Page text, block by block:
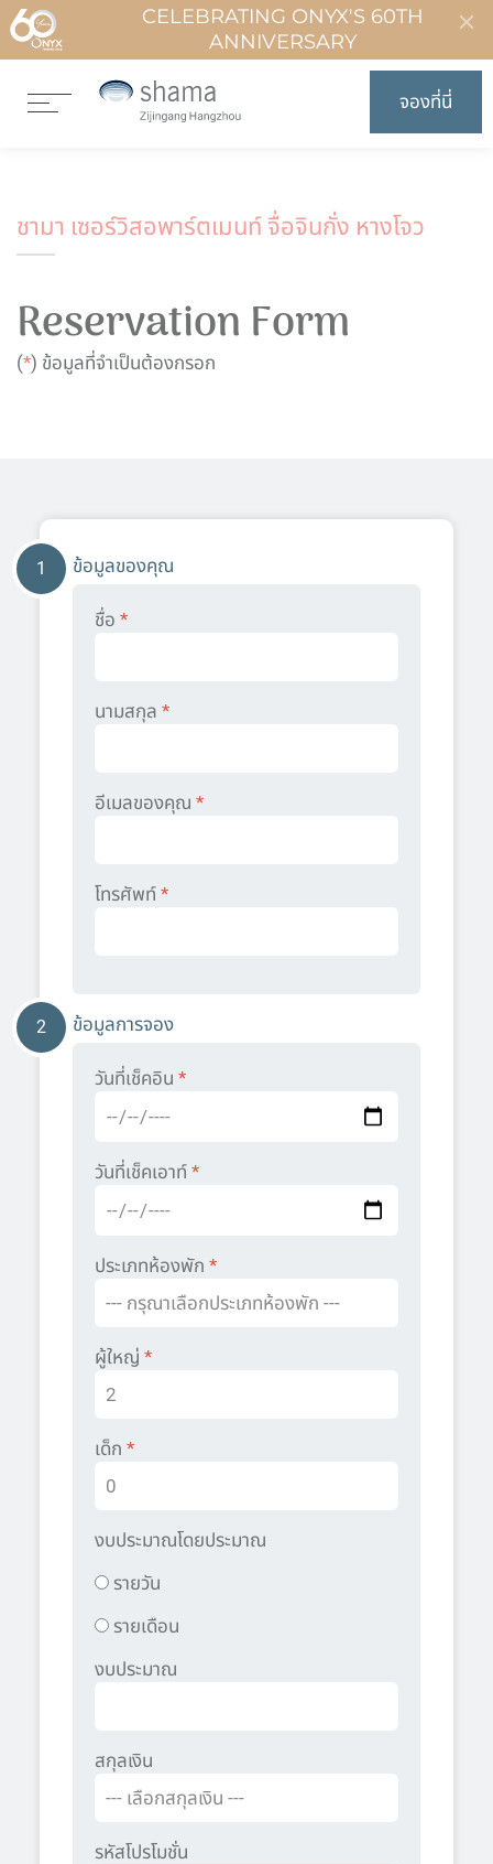
CELEBRATING ONYX'S 60TH
ANNIVERSARY
จองที่นี่
ชามา เซอร์วิสอพาร์ตเมนท์ จื่อจินกั่ง หางโจว
Reservation Form
(*) ข้อมูลที่จำเป็นต้องกรอก
1 ข้อมูลของคุณ
ชื่อ *
นามสกุล *
อีเมลของคุณ *
โทรศัพท์ *
2 ข้อมูลการจอง
วันที่เช็คอิน *
วันที่เช็คเอาท์ *
ประเภทห้องพัก *
ผู้ใหญ่ *
เด็ก *
งบประมาณโดยประมาณ
รายวัน
รายเดือน
งบประมาณ
สกุลเงิน
รหัสโปรโมชั่น